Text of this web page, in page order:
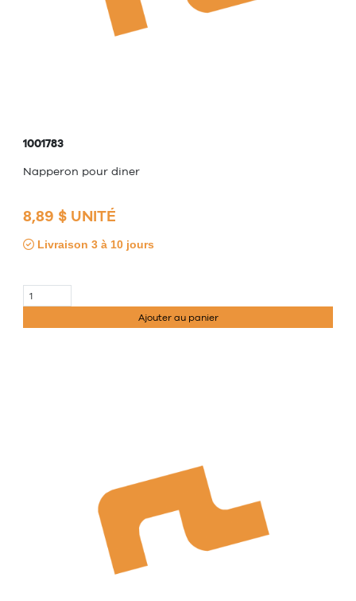
1001783
Napperon pour diner
8,89 $ UNITÉ
Livraison 3 à 10 jours
Ajouter au panier